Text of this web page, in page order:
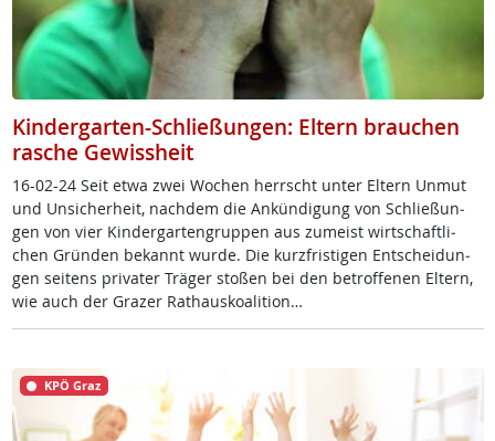
Kindergarten-Schließungen: Eltern brauchen
rasche Gewissheit
16-02-24 Seit et­wa zwei Wo­chen herrscht un­ter El­tern Un­mut
und Un­si­cher­heit, nach­dem die An­kün­di­gung von Sch­lie­ßun­
gen von vier Kin­der­gar­ten­grup­pen aus zu­meist wirt­schaft­li­
chen Grün­den be­kannt wur­de. Die kurz­fris­ti­gen Ent­schei­dun­
gen sei­tens pri­va­ter Trä­ger sto­ßen bei den be­trof­fe­nen El­tern,
wie auch der Gra­zer Rat­haus­koa­li­ti­on…
KPÖ Graz